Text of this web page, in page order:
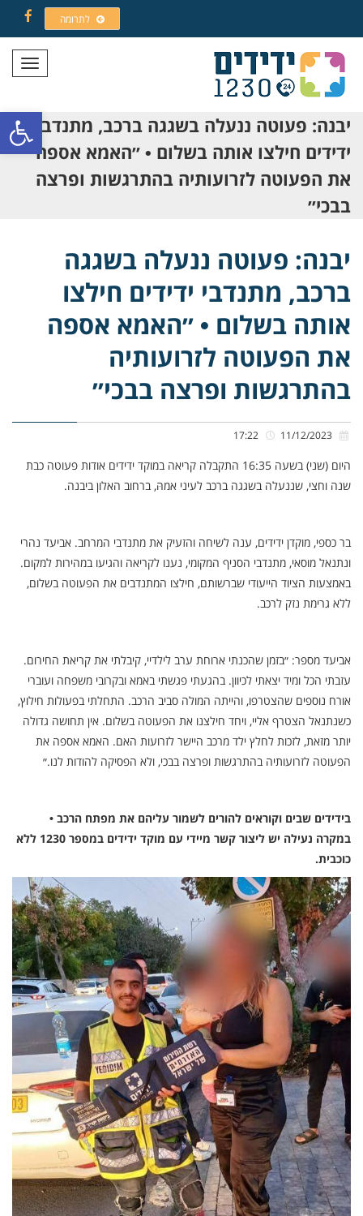
פתח
לתרומה
תפריט
יבנה: פעוטה ננעלה בשגגה ברכב, מתנדבי
ידידים חילצו אותה בשלום • ״האמא אספה
את הפעוטה לזרועותיה בהתרגשות ופרצה
בבכי״
יבנה: פעוטה ננעלה בשגגה
ברכב, מתנדבי ידידים חילצו
אותה בשלום • ״האמא אספה
את הפעוטה לזרועותיה
בהתרגשות ופרצה בבכי״
היום (שני) בשעה 16:35 התקבלה קריאה במוקד ידידים אודות פעוטה כבת
שנה וחצי, שננעלה בשגגה ברכב לעיני אמהּ, ברחוב האלון ביבנה.
בר כספי, מוקדן ידידים, ענה לשיחה והזעיק את מתנדבי המרחב. אביעד נהרי
ונתנאל מוסאי, מתנדבי הסניף המקומי, נענו לקריאה והגיעו במהירות למקום.
באמצעות הציוד הייעודי שברשותם, חילצו המתנדבים את הפעוטה בשלום,
ללא גרימת נזק לרכב.
אביעד מספר: ״בזמן שהכנתי ארוחת ערב לילדיי, קיבלתי את קריאת החירום.
עזבתי הכל ומיד יצאתי לכיוון. בהגעתי פגשתי באמא ובקרובי משפחה ועוברי
אורח נוספים שהצטרפו, והייתה המולה סביב הרכב. התחלתי בפעולות חילוץ,
כשנתנאל הצטרף אליי, ויחד חילצנו את הפעוטה בשלום. אין תחושה גדולה
יותר מזאת, לזכות לחלץ ילד מרכב היישר לזרועות האם. האמא אספה את
הפעוטה לזרועותיה בהתרגשות ופרצה בבכי, ולא הפסיקה להודות לנו.״
בידידים שבים וקוראים להורים לשמור עליהם את מפתח הרכב •
במקרה נעילה יש ליצור קשר מיידי עם מוקד ידידים במספר 1230 ללא
כוכבית.